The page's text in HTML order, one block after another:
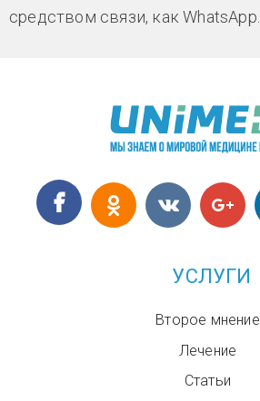
средством связи, как WhatsApp.
УСЛУГИ
Второе мнение
Лечение
Статьи